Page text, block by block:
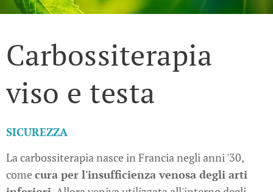
Carbossiterapia
viso e testa
SICUREZZA
La carbossiterapia nasce in Francia negli anni '30,
comecura per l'insufficienza venosa degli arti